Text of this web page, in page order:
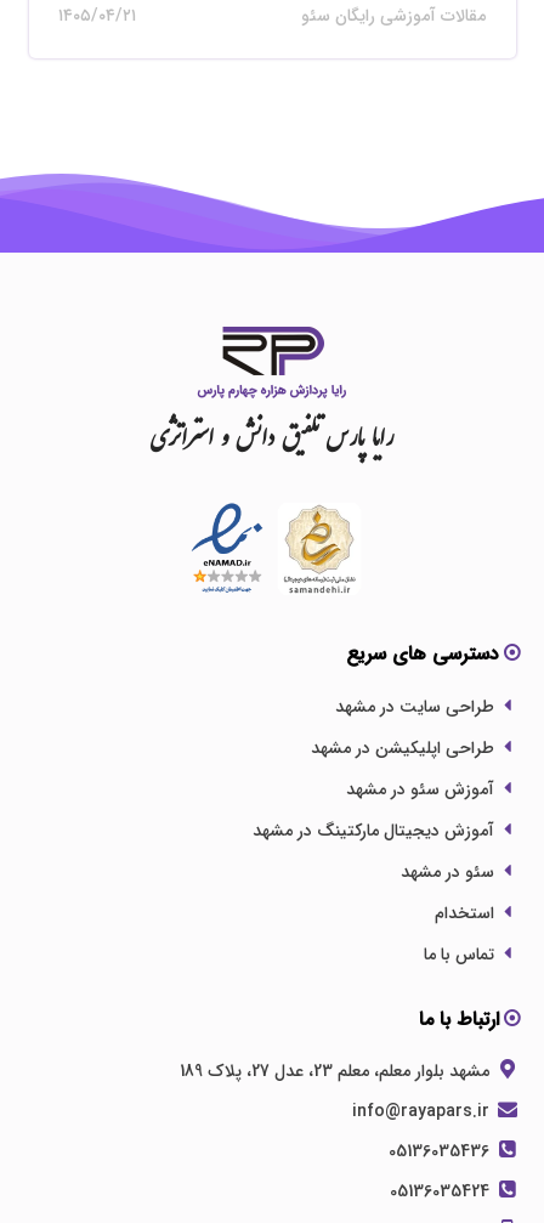
مقالات آموزشی رایگان سئو ۱۴۰۵/۰۴/۲۱
رایاپارستلفیقدانشواستراتژی
دسترسی های سریع
طراحی سایت در مشهد
طراحی اپلیکیشن در مشهد
آموزش سئو در مشهد
آموزش دیجیتال مارکتینگ در مشهد
سئو در مشهد
استخدام
تماس با ما
ارتباط با ما
مشهد بلوار معلم، معلم 23، عدل 27، پلاک 189
05136035436
05136035424